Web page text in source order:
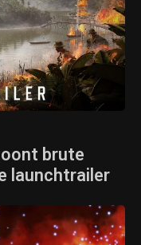
brute
launchtrailer